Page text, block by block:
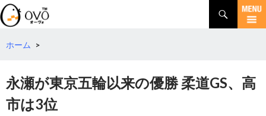
検
索
コ
テ
へ
ホーム >
永瀬が東京五輪以来の優勝 柔道GS、高
市は3位